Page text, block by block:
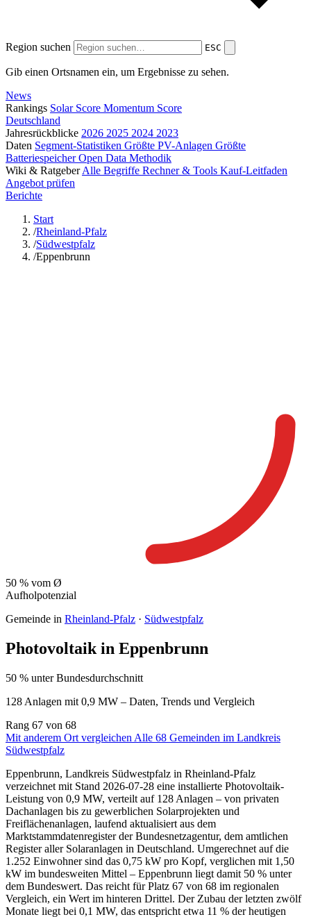
Region suchen ESC
Gib einen Ortsnamen ein, um Ergebnisse zu sehen.
News
Rankings Solar Score Momentum Score
Deutschland
Jahresrückblicke 2026 2025 2024 2023
Daten Segment-Statistiken Größte PV-Anlagen Größte
BatteriespeicherOpen Data Methodik
Wiki & Ratgeber Alle Begriffe Rechner & Tools Kauf-Leitfaden
Angebot prüfen
Berichte
Start
/Rheinland-Pfalz
/Südwestpfalz
/Eppenbrunn
50 % vom Ø
Aufholpotenzial
Gemeinde in Rheinland-Pfalz · Südwestpfalz
Photovoltaik in Eppenbrunn
50 % unter Bundesdurchschnitt
128 Anlagen mit 0,9 MW – Daten, Trends und Vergleich
Rang 67 von 68
Mit anderem Ort vergleichen Alle 68 Gemeinden im Landkreis
Südwestpfalz
Eppenbrunn, Landkreis Südwestpfalz in Rheinland-Pfalz
verzeichnet mit Stand 2026-07-28 eine installierte Photovoltaik-
Leistung von 0,9 MW, verteilt auf 128 Anlagen – von privaten
Dachanlagen bis zu gewerblichen Solarprojekten und
Freiflächenanlagen, laufend aktualisiert aus dem
Marktstammdatenregister der Bundesnetzagentur, dem amtlichen
Register aller Solaranlagen in Deutschland. Umgerechnet auf die
1.252 Einwohner sind das 0,75 kW pro Kopf, verglichen mit 1,50
kW im bundesweiten Mittel – Eppenbrunn liegt damit 50 % unter
dem Bundeswert. Das reicht für Platz 67 von 68 im regionalen
Vergleich, ein Wert im hinteren Drittel. Der Zubau der letzten zwölf
Monate liegt bei 0,1 MW, das entspricht etwa 11 % der heutigen